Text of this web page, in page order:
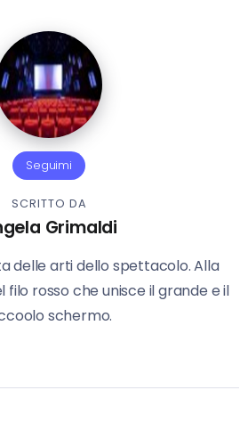
Seguimi
SCRITTO DA
Grimaldi
delle arti dello spettacolo. Alla
rosso che unisce il grande e il
schermo.